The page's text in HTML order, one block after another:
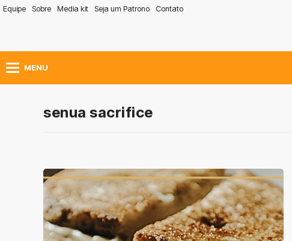
Equipe Sobre Media kit Seja um Patrono Contato
MENU
senua sacrifice